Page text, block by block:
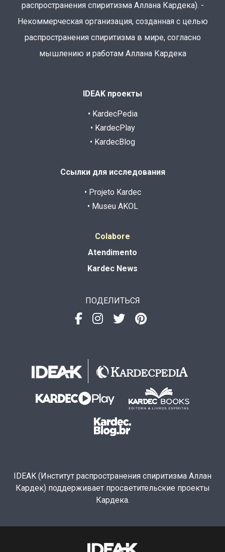
распространения спиритизма Аллана Кардека). -
Некоммерческая организация, созданная с целью
распространения спиритизма в мире, согласно
мышлению и работам Аллана Кардека
IDEAK проекты
• KardecPedia
• KardecPlay
• KardecBlog
Ссылки для исследования
• Projeto Kardec
• Museu AKOL
Colabore
Atendimento
Kardec News
ПОДЕЛИТЬСЯ
IDEAK (Институт распространения спиритизма Аллан
Кардек) поддерживает просветительские проекты
Кардека.